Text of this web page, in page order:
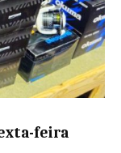
feira